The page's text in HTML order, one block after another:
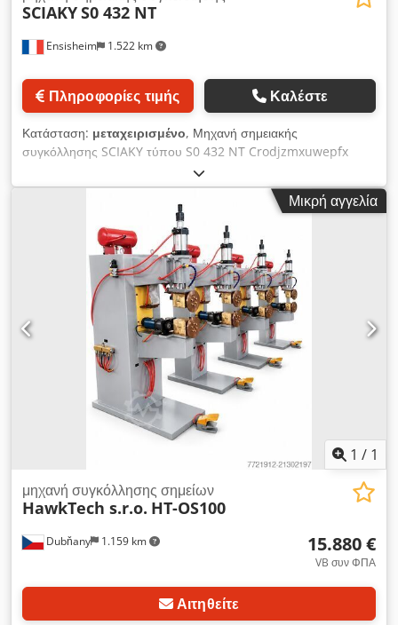
Ensisheim 1.522 km
SCIAKYS0 432 NT
Πληροφορίες τιμής Καλέστε
Κατάσταση: μεταχειρισμένο, Μηχανή σημειακής
συγκόλλησης SCIAKY τύπου S0 432 NT Crodjzmxuwepfx
Airef Χωρητικότητα: πάχος από 0,5 έως 6 mm Βάθος λαιμού:
380 mm Απόσταση βραχιόνων: από 190 έως 340 mm Μήκος
βραχιόνων: από 250 έως 500 mm Πίεση: 6 bar Τάση: 380 V
Πλάτος: 1100 mm Βάθος: 500 mm Συνολικό ύψος: 1500 mm
Βάρος: περίπου 500 KG
Μικρή αγγελία
1 / 1
Dubňany 1.159 km
μηχανή συγκόλλησης σημείων
HawkTech s.r.o. HT-OS100
15.880 €
VB συν ΦΠΑ
Αιτηθείτε